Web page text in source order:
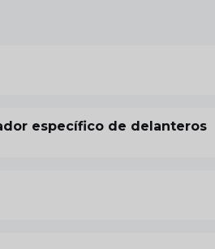
específico de delanteros